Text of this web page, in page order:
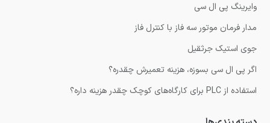
وایرینگ پی ال سی
مدار فرمان موتور سه فاز با کنترل فاز
جوی استیک جرثقیل
اگر پی ال سی بسوزه، هزینه تعمیرش چقدره؟
استفاده از PLC برای کارگاه‌های کوچک چقدر هزینه داره؟